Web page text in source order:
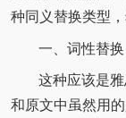
种同义替换类型
一、词性替换
这种应该是
和原文中虽然用